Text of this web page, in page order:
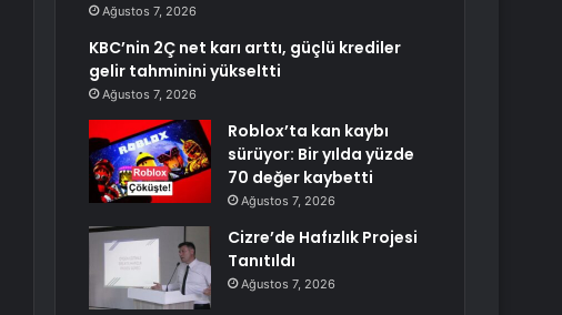
Ağustos 7, 2026
KBC’nin 2Ç net karı arttı, güçlü krediler
gelir tahminini yükseltti
Ağustos 7, 2026
Roblox’ta kan kaybı
sürüyor: Bir yılda yüzde
70 değer kaybetti
Ağustos 7, 2026
Cizre’de Hafızlık Projesi
Tanıtıldı
Ağustos 7, 2026